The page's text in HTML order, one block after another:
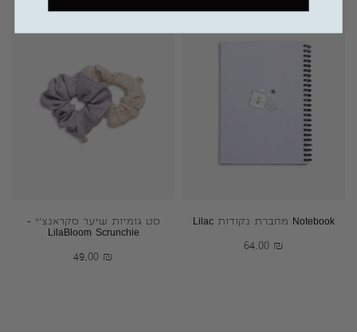
NEW
Notebook מחברת נקודות Lilac
64.00 ₪
סט גומיות שיער סקראנצ'י –
LilaBloom Scrunchie
49.00 ₪